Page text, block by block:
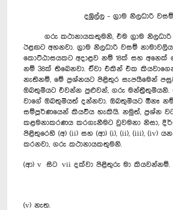
දඹුල්ල - ග්‍රාම නිලධාරි වසම්
ගරු කථානායකතුමනි, එම ග්‍රාම නිලධාරි
ඊළඟට අහනවා. ග්‍රාම නිලධාරි වසම්
කොට්ඨාසයකට අදාළව නම් 18ක් සහ අනෙක්
නම් 38ක් තිබෙනවා. ඒවා එකින් එක
නැතිනම්, මේ ප්‍රශ්නයට පිළිතුර සැපයීමෙන්
ඔබතුමියට එවන්න පුළුවන්, ගරු
වාගේ ඔබතුමියත් දන්නවා. ඔබතුමියට ඕනෑ
සම්පූර්ණයෙන් කියවිය හැකියි. නමුත්, ප්‍රශ්න
කළමනාකරණය කරගැනීමට වුවමනා නිසා,
පිළිතුරෙහි (අ) (ii) සහ (ආ) (i), (ii), (iii), (iv)
කරනවා, ගරු කථානායකතුමනි.
(ආ) v සිට vii දක්වා පිළිතුරු මා කියවන්නම්.
(v) නැත.